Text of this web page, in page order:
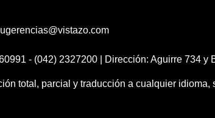
- (042) 2327200 | Dirección: Aguirre 734 y
total, parcial y traducción a cualquier